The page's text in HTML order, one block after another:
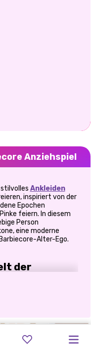
Anziehspiel
Ankleiden
inspiriert von der
Epochen
feiern. In diesem
Person
eine moderne
Alter-Ego.
der
kannst du dich
Regeln und Druck.
an, in dem du
als würdest du einen
öffnen.
MET